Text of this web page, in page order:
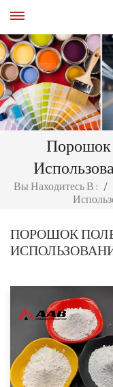
Порошок
Вы Находитесь В : /
ПОРОШОК